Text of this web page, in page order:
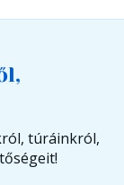
túráinkról,